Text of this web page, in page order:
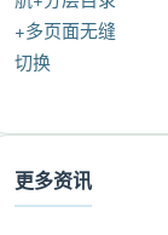
更多资讯